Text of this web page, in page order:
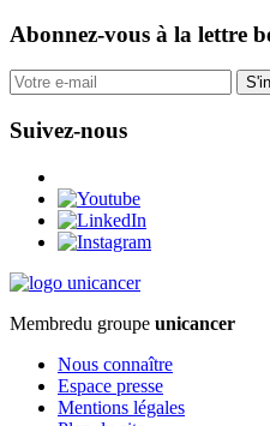
Abonnez-vous à la lettre
Suivez-nous
Membredu groupe unicancer
Nous connaître
Espace presse
Mentions légales